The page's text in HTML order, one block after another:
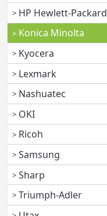
HP Hewlett-Packard
Konica Minolta
Kyocera
Lexmark
Nashuatec
OKI
Ricoh
Samsung
Sharp
Triumph-Adler